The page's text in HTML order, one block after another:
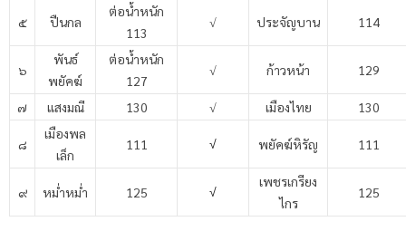
๕ ปืนกล
ต่อน้ำหนัก
113
√ ประจัญบาน 114
๖
พันธ์
พยัคฆ์
ต่อน้ำหนัก
127
√ ก้าวหน้า 129
๗ แสงมณี 130 √ เมืองไทย 130
๘
เมืองพล
เล็ก
111 √ พยัคฆ์หิรัญ 111
๙ หม่ำหม่ำ 125 √
เพชรเกรียง
ไกร
125